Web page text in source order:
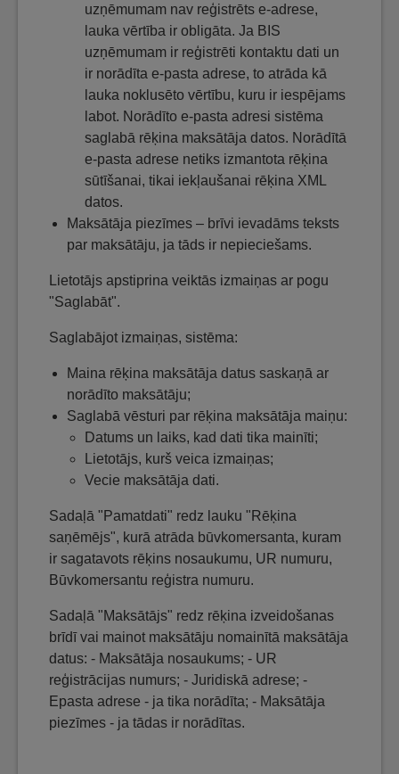
uzņēmumam nav reģistrēts e-adrese,
lauka vērtība ir obligāta. Ja BIS
uzņēmumam ir reģistrēti kontaktu dati un
ir norādīta e-pasta adrese, to atrāda kā
lauka noklusēto vērtību, kuru ir iespējams
labot. Norādīto e-pasta adresi sistēma
saglabā rēķina maksātāja datos. Norādītā
e-pasta adrese netiks izmantota rēķina
sūtīšanai, tikai iekļaušanai rēķina XML
datos.
Maksātāja piezīmes – brīvi ievadāms teksts
par maksātāju, ja tāds ir nepieciešams.
Lietotājs apstiprina veiktās izmaiņas ar pogu
"Saglabāt".
Saglabājot izmaiņas, sistēma:
Maina rēķina maksātāja datus saskaņā ar
norādīto maksātāju;
Saglabā vēsturi par rēķina maksātāja maiņu:
Datums un laiks, kad dati tika mainīti;
Lietotājs, kurš veica izmaiņas;
Vecie maksātāja dati.
Sadaļā "Pamatdati" redz lauku "Rēķina
saņēmējs", kurā atrāda būvkomersanta, kuram
ir sagatavots rēķins nosaukumu, UR numuru,
Būvkomersantu reģistra numuru.
Sadaļā "Maksātājs" redz rēķina izveidošanas
brīdī vai mainot maksātāju nomainītā maksātāja
datus: - Maksātāja nosaukums; - UR
reģistrācijas numurs; - Juridiskā adrese; -
Epasta adrese - ja tika norādīta; - Maksātāja
piezīmes - ja tādas ir norādītas.